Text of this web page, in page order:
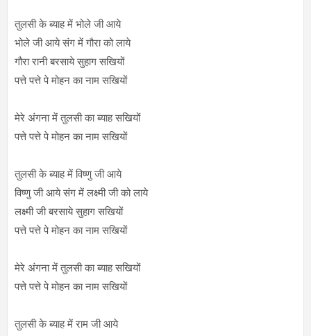
तुलसी के ब्याह में भोले जी आये
भोले जी आये संग में गौरा को लाये
गौरा रानी बरसाये सुहाग सखियों
पत्ते पत्ते पे मोहन का नाम सखियों
मेरे अंगना में तुलसी का ब्याह सखियों
पत्ते पत्ते पे मोहन का नाम सखियों
तुलसी के ब्याह में विष्णु जी आये
विष्णु जी आये संग में लक्ष्मी जी को लाये
लक्ष्मी जी बरसाये सुहाग सखियों
पत्ते पत्ते पे मोहन का नाम सखियों
मेरे अंगना में तुलसी का ब्याह सखियों
पत्ते पत्ते पे मोहन का नाम सखियों
तुलसी के ब्याह में राम जी आये